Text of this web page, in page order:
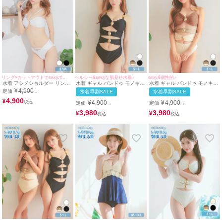
水着 アシメショルダー リング
付き カットアウト バンドゥ ワ
ンカラー ワッフル ギャル ビキ
ニ (ホワイト/若林萌々着用)
定価 ¥4,900→
¥4,900
ヘルシー&sexyな肌見せ水着♪
水着 ギャル バンドゥ モノキニ
シャーリング カットアウト ビ
キニ (ブラック/若林萌々着用)
水着早割SALE
定価 ¥4,900→
¥3,980
sexy&個性的♪
水着 ギャル バンドゥ モノキニ
シャーリング カットアウト ビ
キニ (ブラウン×ベージュ/早河
ルカ着用 ブラック/若林萌々着
用)
水着早割SALE
定価 ¥4,900→
¥3,980